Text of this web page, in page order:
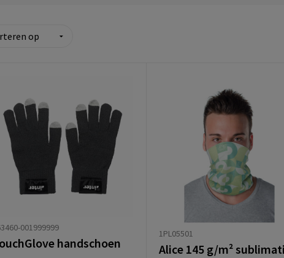
001999999
handschoen
1PL05501